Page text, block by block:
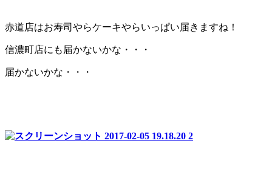
赤道店はお寿司やらケーキやらいっぱい届きますね！
信濃町店にも届かないかな・・・
届かないかな・・・